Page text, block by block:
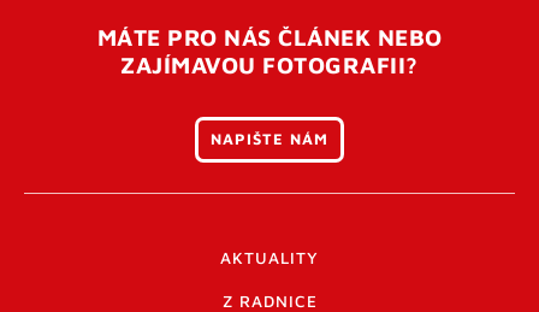
MÁTE PRO NÁS ČLÁNEK NEBO
ZAJÍMAVOU FOTOGRAFII?
NAPIŠTE NÁM
AKTUALITY
Z RADNICE